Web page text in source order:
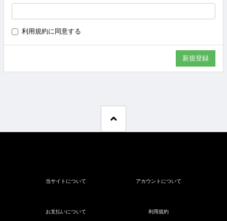
利用規約に同意する
当サイトについて アカウントについて
お支払いについて 利用規約